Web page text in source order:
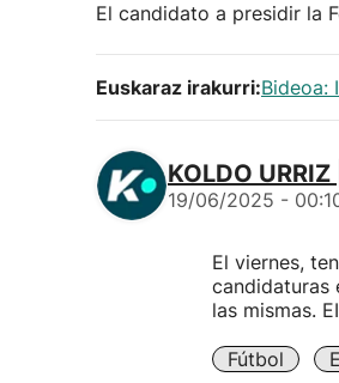
El candidato a presidir la
Euskaraz irakurri:Bideoa:
KOLDO URRIZ
19/06/2025 -
El viernes,
candidaturas
las mismas.
Fútbol